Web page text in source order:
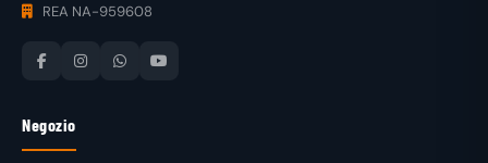
REA NA-959608
Negozio